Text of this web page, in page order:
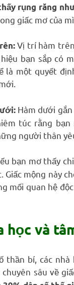
rụng răng
giấc mơ của
Vị trí hàm trên
hiệu bạn sắp
là một quyết
Hàm dưới
túc rằng
người thân
bạn mơ thấy
Giấc mộng này
mối quan hệ
học và
thần bí, các
sâu về